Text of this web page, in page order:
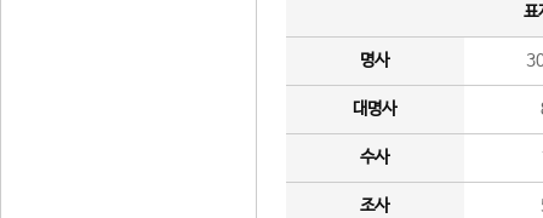
표
명사
대명사
수사
조사